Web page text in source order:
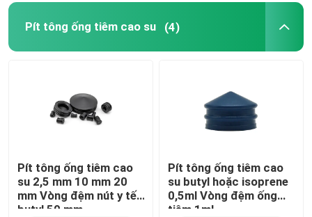
Pít tông ống tiêm cao su (4)
Pít tông ống tiêm cao
su 2,5 mm 10 mm 20
mm Vòng đệm nút y tế
butyl 50 mm
Pít tông ống tiêm cao
su butyl hoặc isoprene
0,5ml Vòng đệm ống
tiêm 1ml